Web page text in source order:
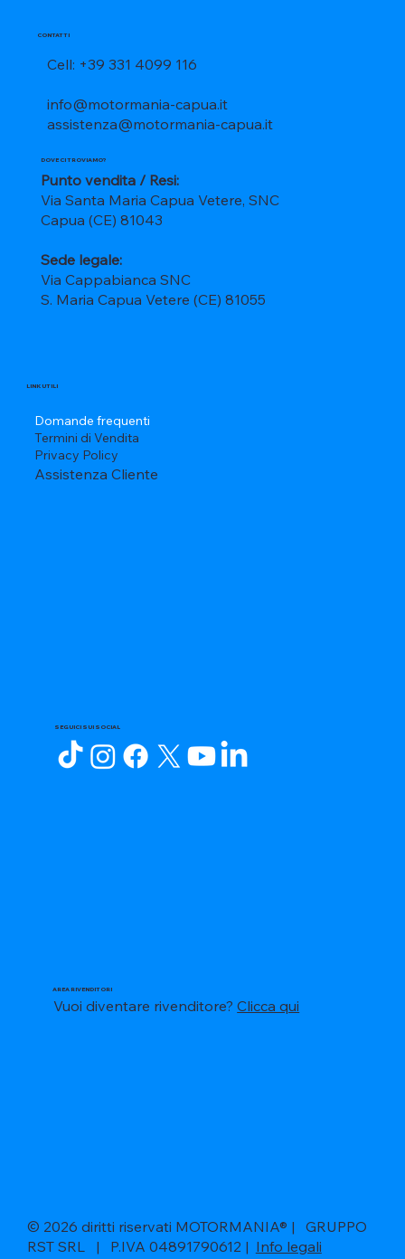
CONTATTI
Cell: +39 331 4099 116
info@motormania-capua.it
assistenza@motormania-capua.it
DOVE CI TROVIAMO?
Punto vendita / Resi:
Via Santa Maria Capua Vetere, SNC
Capua (CE) 81043
Sede legale:
Via Cappabianca SNC
S. Maria Capua Vetere (CE) 81055
LINK UTILI
Domande frequenti
Termini di Vendita
Privacy Policy
Assistenza Cliente
SEGUICI SUI SOCIAL
AREA RIVENDITORI
Vuoi diventare rivenditore?Clicca qui
© 2026 diritti riservati MOTORMANIA® | GRUPPO
RST SRL | P.IVA 04891790612 | Info legali